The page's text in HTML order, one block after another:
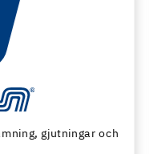
Starka varumärken